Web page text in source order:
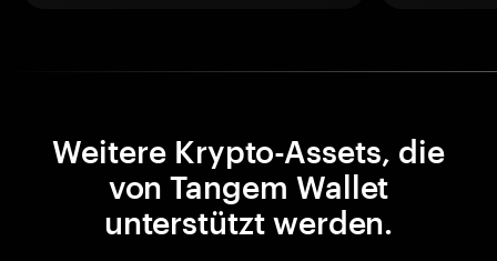
Weitere Krypto-Assets, die
von Tangem Wallet
unterstützt werden.